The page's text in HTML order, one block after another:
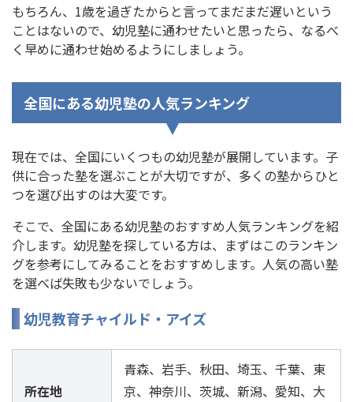
もちろん、1歳を過ぎたからと言ってまだまだ遅いという
ことはないので、幼児塾に通わせたいと思ったら、なるべ
く早めに通わせ始めるようにしましょう。
全国にある幼児塾の人気ランキング
現在では、全国にいくつもの幼児塾が展開しています。子
供に合った塾を選ぶことが大切ですが、多くの塾からひと
つを選び出すのは大変です。
そこで、全国にある幼児塾のおすすめ人気ランキングを紹
介します。幼児塾を探している方は、まずはこのランキン
グを参考にしてみることをおすすめします。人気の高い塾
を選べば失敗も少ないでしょう。
幼児教育チャイルド・アイズ
所在地
青森、岩手、秋田、埼玉、千葉、東
京、神奈川、茨城、新潟、愛知、大